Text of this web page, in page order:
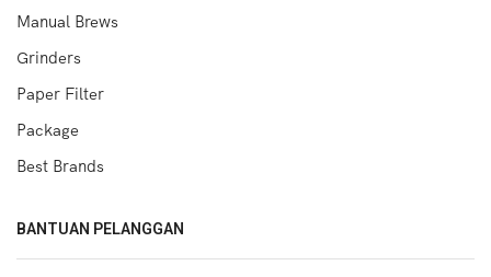
Manual Brews
Grinders
Paper Filter
Package
Best Brands
BANTUAN PELANGGAN